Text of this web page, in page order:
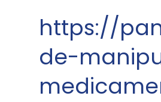
https://
de-